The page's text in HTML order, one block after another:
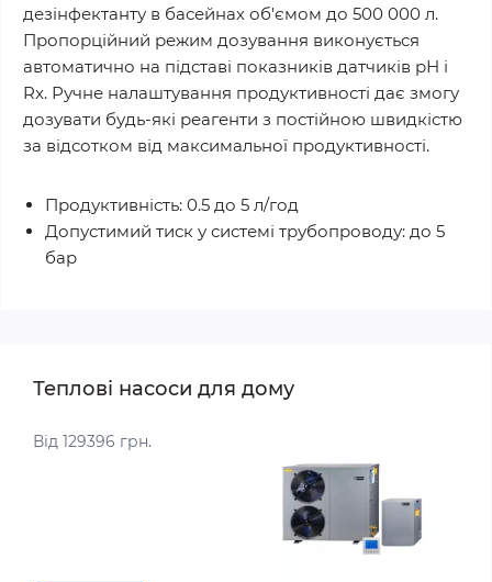
дезінфектанту в басейнах об'ємом до 500 000 л.
Пропорційний режим дозування виконується
автоматично на підставі показників датчиків рН і
Rx. Ручне налаштування продуктивності дає змогу
дозувати будь-які реагенти з постійною швидкістю
за відсотком від максимальної продуктивності.
Продуктивність: 0.5 до 5 л/год
Допустимий тиск у системі трубопроводу: до 5
бар
Теплові насоси для дому
Від 129396 грн.